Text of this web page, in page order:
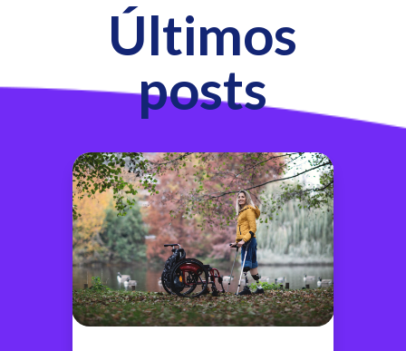
Últimos
posts